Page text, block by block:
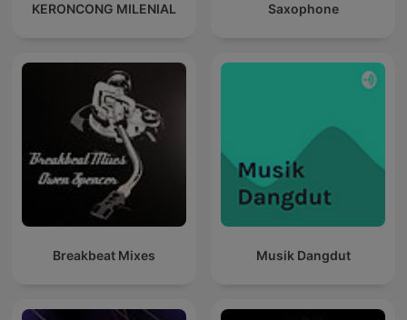
KERONCONG MILENIAL Saxophone
Breakbeat Mixes Musik Dangdut